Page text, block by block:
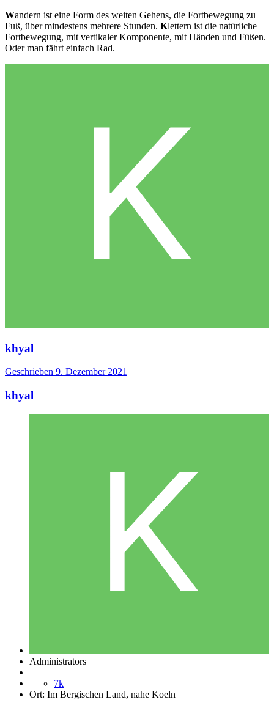
Wandern ist eine Form des weiten Gehens, die Fortbewegung zu
Fuß, über mindestens mehrere Stunden. Klettern ist die natürliche
Fortbewegung, mit vertikaler Komponente, mit Händen und Füßen.
Oder man fährt einfach Rad.
khyal
Geschrieben 9. Dezember 2021
khyal
Administrators
7k
Ort: Im Bergischen Land, nahe Koeln